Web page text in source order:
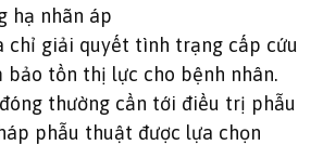
hạ nhãn áp
giải quyết tình trạng cấp cứu
bảo tồn thị lực cho bệnh nhân.
thường cần tới điều trị phẫu
phẫu thuật được lựa chọn